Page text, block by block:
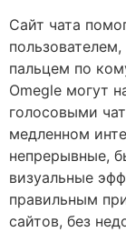
Сайт чата
пальцем по
Omegle могут
голосовыми
медленном
непрерывные,
визуальные
правильным
сайтов, без